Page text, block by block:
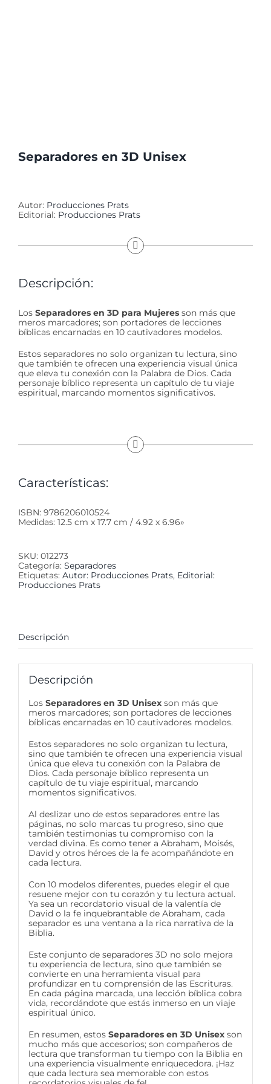
Separadores en 3D Unisex
Autor: Producciones Prats
Editorial: Producciones Prats
Descripción:
Los Separadores en 3D para Mujeres son más que
meros marcadores; son portadores de lecciones
bíblicas encarnadas en 10 cautivadores modelos.
Estos separadores no solo organizan tu lectura, sino
que también te ofrecen una experiencia visual única
que eleva tu conexión con la Palabra de Dios. Cada
personaje bíblico representa un capítulo de tu viaje
espiritual, marcando momentos significativos.
Características:
ISBN: 9786206010524
Medidas: 12.5 cm x 17.7 cm / 4.92 x 6.96»
SKU: 012273
Categoría: Separadores
Etiquetas: Autor: Producciones Prats, Editorial:
Producciones Prats
Descripción
Descripción
Los Separadores en 3D Unisexson más que
meros marcadores; son portadores de lecciones
bíblicas encarnadas en 10 cautivadores modelos.
Estos separadores no solo organizan tu lectura,
sino que también te ofrecen una experiencia visual
única que eleva tu conexión con la Palabra de
Dios. Cada personaje bíblico representa un
capítulo de tu viaje espiritual, marcando
momentos significativos.
Al deslizar uno de estos separadores entre las
páginas, no solo marcas tu progreso, sino que
también testimonias tu compromiso con la
verdad divina. Es como tener a Abraham, Moisés,
David y otros héroes de la fe acompañándote en
cada lectura.
Con 10 modelos diferentes, puedes elegir el que
resuene mejor con tu corazón y tu lectura actual.
Ya sea un recordatorio visual de la valentía de
David o la fe inquebrantable de Abraham, cada
separador es una ventana a la rica narrativa de la
Biblia.
Este conjunto de separadores 3D no solo mejora
tu experiencia de lectura, sino que también se
convierte en una herramienta visual para
profundizar en tu comprensión de las Escrituras.
En cada página marcada, una lección bíblica cobra
vida, recordándote que estás inmerso en un viaje
espiritual único.
En resumen, estos Separadores en 3D Unisexson
mucho más que accesorios; son compañeros de
lectura que transforman tu tiempo con la Biblia en
una experiencia visualmente enriquecedora. ¡Haz
que cada lectura sea memorable con estos